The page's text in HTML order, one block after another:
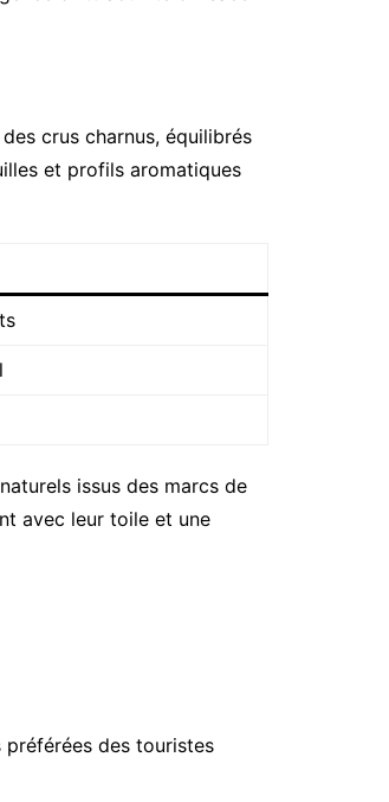
crus charnus, équilibrés
et profils aromatiques
issus des marcs de
avec leur toile et une
des touristes